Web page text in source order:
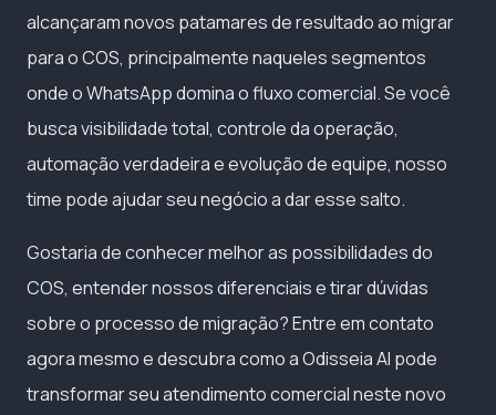
alcançaram novos patamares de resultado ao migrar
para o COS, principalmente naqueles segmentos
onde o WhatsApp domina o fluxo comercial. Se você
busca visibilidade total, controle da operação,
automação verdadeira e evolução de equipe, nosso
time pode ajudar seu negócio a dar esse salto.
Gostaria de conhecer melhor as possibilidades do
COS, entender nossos diferenciais e tirar dúvidas
sobre o processo de migração? Entre em contato
agora mesmo e descubra como a Odisseia AI pode
transformar seu atendimento comercial neste novo